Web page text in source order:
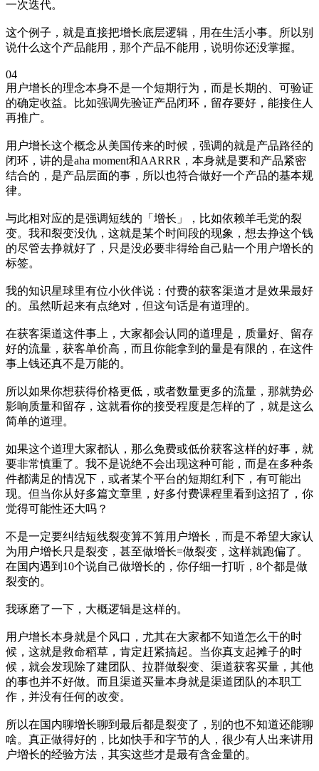
一次迭代。
这个例子，就是直接把增长底层逻辑，用在生活小事。所以别
说什么这个产品能用，那个产品不能用，说明你还没掌握。
04
用户增长的理念本身不是一个短期行为，而是长期的、可验证
的确定收益。比如强调先验证产品闭环，留存要好，能接住人
再推广。
用户增长这个概念从美国传来的时候，强调的就是产品路径的
闭环，讲的是aha moment和AARRR，本身就是要和产品紧密
结合的，是产品层面的事，所以也符合做好一个产品的基本规
律。
与此相对应的是强调短线的「增长」，比如依赖羊毛党的裂
变。我和裂变没仇，这就是某个时间段的现象，想去挣这个钱
的尽管去挣就好了，只是没必要非得给自己贴一个用户增长的
标签。
我的知识星球里有位小伙伴说：付费的获客渠道才是效果最好
的。虽然听起来有点绝对，但这句话是有道理的。
在获客渠道这件事上，大家都会认同的道理是，质量好、留存
好的流量，获客单价高，而且你能拿到的量是有限的，在这件
事上钱还真不是万能的。
所以如果你想获得价格更低，或者数量更多的流量，那就势必
影响质量和留存，这就看你的接受程度是怎样的了，就是这么
简单的道理。
如果这个道理大家都认，那么免费或低价获客这样的好事，就
要非常慎重了。我不是说绝不会出现这种可能，而是在多种条
件都满足的情况下，或者某个平台的短期红利下，有可能出
现。但当你从好多篇文章里，好多付费课程里看到这招了，你
觉得可能性还大吗？
不是一定要纠结短线裂变算不算用户增长，而是不希望大家认
为用户增长只是裂变，甚至做增长=做裂变，这样就跑偏了。
在国内遇到10个说自己做增长的，你仔细一打听，8个都是做
裂变的。
我琢磨了一下，大概逻辑是这样的。
用户增长本身就是个风口，尤其在大家都不知道怎么干的时
候，这就是救命稻草，肯定赶紧搞起。当你真支起摊子的时
候，就会发现除了建团队、拉群做裂变、渠道获客买量，其他
的事也并不好做。而且渠道买量本身就是渠道团队的本职工
作，并没有任何的改变。
所以在国内聊增长聊到最后都是裂变了，别的也不知道还能聊
啥。真正做得好的，比如快手和字节的人，很少有人出来讲用
户增长的经验方法，其实这些才是最有含金量的。